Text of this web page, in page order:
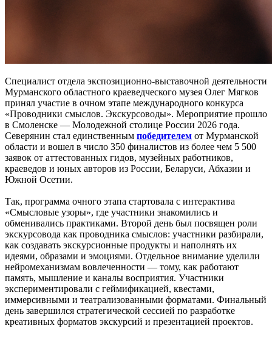
Специалист отдела экспозиционно-выставочной деятельности
Мурманского областного краеведческого музея Олег Мягков
принял участие в очном этапе международного конкурса
«Проводники смыслов. Экскурсоводы». Мероприятие прошло
в Смоленске — Молодежной столице России 2026 года.
Северянин стал единственным победителем от Мурманской
области и вошел в число 350 финалистов из более чем 5 500
заявок от аттестованных гидов, музейных работников,
краеведов и юных авторов из России, Беларуси, Абхазии и
Южной Осетии.
Так, программа очного этапа стартовала с интерактива
«Смысловые узоры», где участники знакомились и
обменивались практиками. Второй день был посвящен роли
экскурсовода как проводника смыслов: участники разбирали,
как создавать экскурсионные продукты и наполнять их
идеями, образами и эмоциями. Отдельное внимание уделили
нейромеханизмам вовлеченности — тому, как работают
память, мышление и каналы восприятия. Участники
экспериментировали с геймификацией, квестами,
иммерсивными и театрализованными форматами. Финальный
день завершился стратегической сессией по разработке
креативных форматов экскурсий и презентацией проектов.